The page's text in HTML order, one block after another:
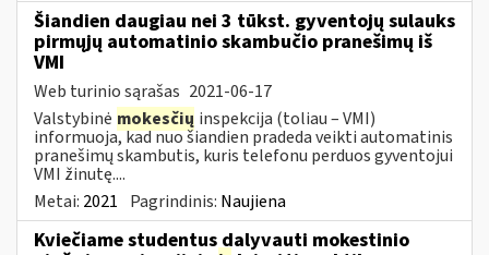
Šiandien daugiau nei 3 tūkst. gyventojų sulauks
pirmųjų automatinio skambučio pranešimų iš
VMI
Web turinio sąrašas 2021-06-17
Valstybinė mokesčių inspekcija (toliau – VMI)
informuoja, kad nuo šiandien pradeda veikti automatinis
pranešimų skambutis, kuris telefonu perduos gyventojui
VMI žinutę....
Metai: 2021 Pagrindinis: Naujiena
Kviečiame studentus dalyvauti mokestinio